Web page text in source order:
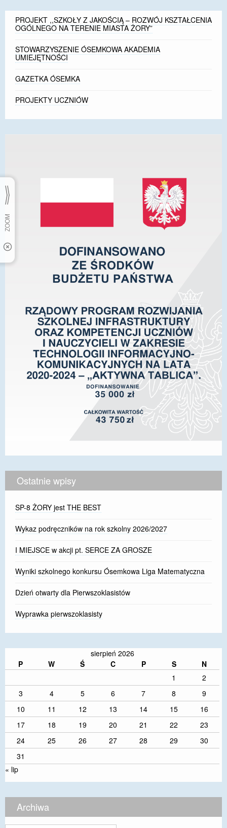
PROJEKT ,,SZKOŁY Z JAKOŚCIĄ – ROZWÓJ KSZTAŁCENIA
OGÓLNEGO NA TERENIE MIASTA ŻORY”
STOWARZYSZENIE ÓSEMKOWA AKADEMIA
UMIEJĘTNOŚCI
GAZETKA ÓSEMKA
PROJEKTY UCZNIÓW
Ostatnie wpisy
SP-8 ŻORY jest THE BEST
Wykaz podręczników na rok szkolny 2026/2027
I MIEJSCE w akcji pt. SERCE ZA GROSZE
Wyniki szkolnego konkursu Ósemkowa Liga Matematyczna
Dzień otwarty dla Pierwszoklasistów
Wyprawka pierwszoklasisty
sierpień 2026
P
W Ś C P S
N
1
2
3
4 5 6 7 8
9
10
11 12 13 14 15
16
17
18 19 20 21 22
23
24
25 26 27 28 29
30
31
« lip
Archiwa